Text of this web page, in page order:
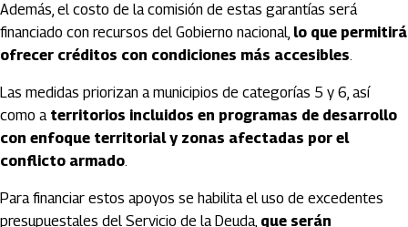
Además, el costo de la comisión de estas garantías será
financiado con recursos del Gobierno nacional, lo que permitirá
ofrecer créditos con condiciones más accesibles.
Las medidas priorizan a municipios de categorías 5 y 6, así
como a territorios incluidos en programas de desarrollo
con enfoque territorial y zonas afectadas por el
conflicto armado.
Para financiar estos apoyos se habilita el uso de excedentes
presupuestales del Servicio de la Deuda, que serán